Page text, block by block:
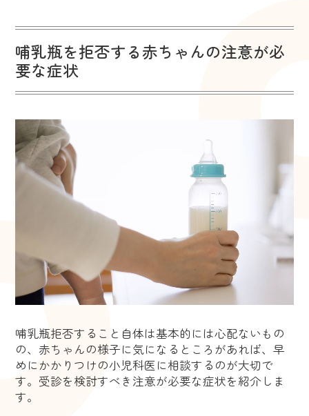
哺乳瓶を拒否する赤ちゃんの注意が必
要な症状
哺乳瓶拒否すること自体は基本的には心配ないもの
の、赤ちゃんの様子に気になるところがあれば、早
めにかかりつけの小児科医に相談するのが大切で
す。受診を検討すべき注意が必要な症状を紹介しま
す。